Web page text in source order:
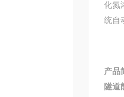
化氮
统自
产品
隧道